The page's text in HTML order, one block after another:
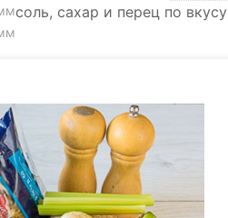
соль, сахар и перец по вкусу